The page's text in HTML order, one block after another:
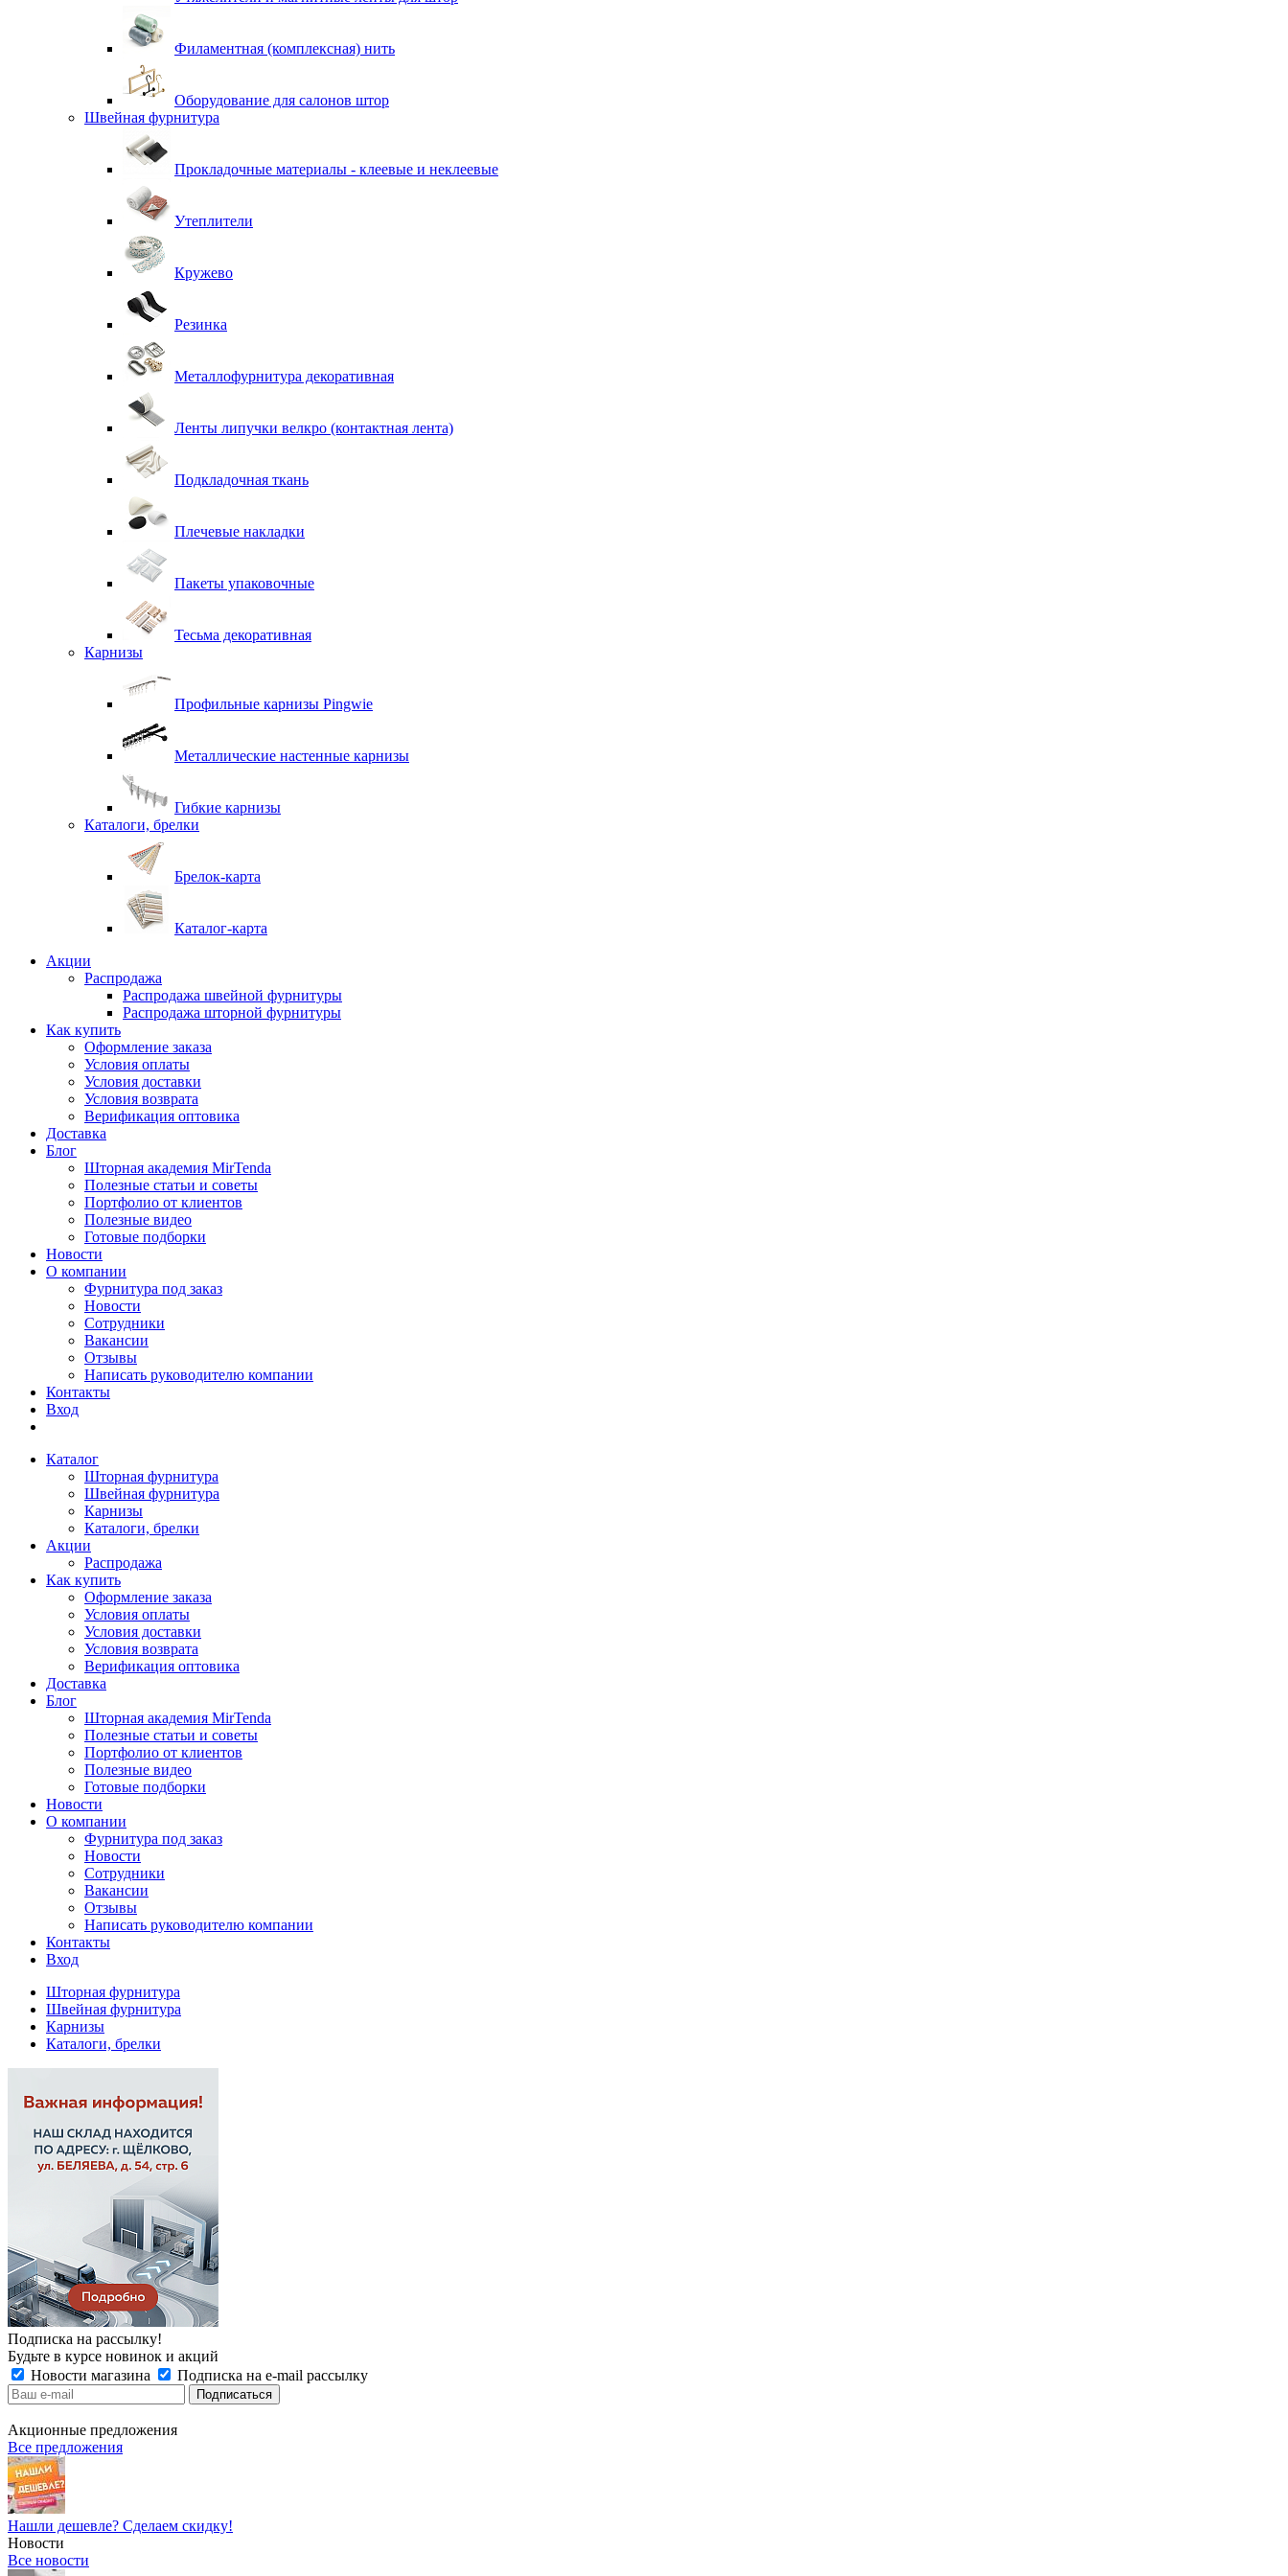
Филаментная (комплексная) нить
Оборудование для салонов штор
Швейная фурнитура
Прокладочные материалы - клеевые и неклеевые
Утеплители
Кружево
Резинка
Металлофурнитура декоративная
Ленты липучки велкро (контактная лента)
Подкладочная ткань
Плечевые накладки
Пакеты упаковочные
Тесьма декоративная
Карнизы
Профильные карнизы Pingwie
Металлические настенные карнизы
Гибкие карнизы
Каталоги, брелки
Брелок-карта
Каталог-карта
Акции
Распродажа
Распродажа швейной фурнитуры
Распродажа шторной фурнитуры
Как купить
Оформление заказа
Условия оплаты
Условия доставки
Условия возврата
Верификация оптовика
Доставка
Блог
Шторная академия MirTenda
Полезные статьи и советы
Портфолио от клиентов
Полезные видео
Готовые подборки
Новости
О компании
Фурнитура под заказ
Новости
Сотрудники
Вакансии
Отзывы
Написать руководителю компании
Контакты
Вход
Каталог
Шторная фурнитура
Швейная фурнитура
Карнизы
Каталоги, брелки
Акции
Распродажа
Как купить
Оформление заказа
Условия оплаты
Условия доставки
Условия возврата
Верификация оптовика
Доставка
Блог
Шторная академия MirTenda
Полезные статьи и советы
Портфолио от клиентов
Полезные видео
Готовые подборки
Новости
О компании
Фурнитура под заказ
Новости
Сотрудники
Вакансии
Отзывы
Написать руководителю компании
Контакты
Вход
Шторная фурнитура
Швейная фурнитура
Карнизы
Каталоги, брелки
Подписка на рассылку!
Будьте в курсе новинок и акций
Новости магазина
Подписка на e-mail рассылку
Акционные предложения
Все предложения
Нашли дешевле? Сделаем скидку!
Новости
Все новости